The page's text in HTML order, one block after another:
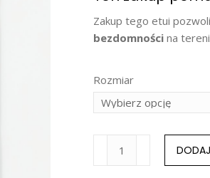
Zakup tego etui
bezdomności na
Rozmiar